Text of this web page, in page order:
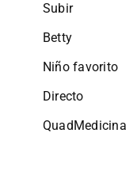
Subir
Betty
Niño favorito
Directo
QuadMedicina